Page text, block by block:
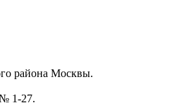
района Москвы.
№ 1-27.